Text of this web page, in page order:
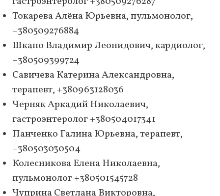
Токарева Алёна Юрьевна, пульмонолог,
+380509276884
Шкапо Владимир Леонидович, кардиолог,
+380509399724
Савичева Катерина Александровна,
терапевт, +380963128036
Черняк Аркадий Николаевич,
гастроэнтеролог +380504017341
Панченко Галина Юрьевна, терапевт,
+380503030504
Колесникова Елена Николаевна,
пульмонолог +380501545728
Чуприна Светлана Викторовна,